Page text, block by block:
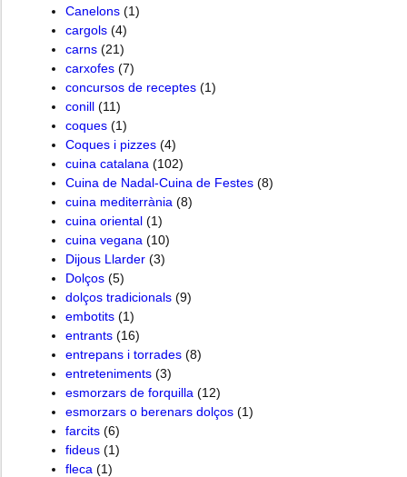
Canelons (1)
cargols (4)
carns (21)
carxofes (7)
concursos de receptes (1)
conill (11)
coques (1)
Coques i pizzes (4)
cuina catalana (102)
Cuina de Nadal-Cuina de Festes (8)
cuina mediterrània (8)
cuina oriental (1)
cuina vegana (10)
Dijous Llarder (3)
Dolços (5)
dolços tradicionals (9)
embotits (1)
entrants (16)
entrepans i torrades (8)
entreteniments (3)
esmorzars de forquilla (12)
esmorzars o berenars dolços (1)
farcits (6)
fideus (1)
fleca (1)